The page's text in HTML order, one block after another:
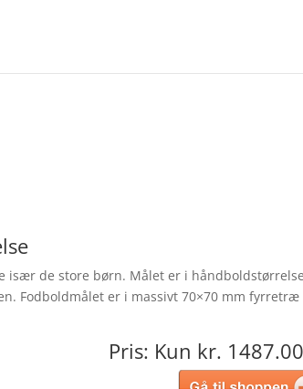
især de store børn. Målet er i
Fodboldmålet er i massivt 70×70 mm fyrretræ
Pris: Kun kr.